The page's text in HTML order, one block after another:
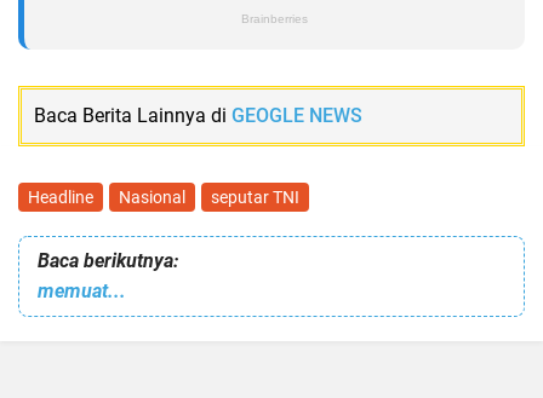
Baca Berita Lainnya di GEOGLE NEWS
Headline Nasional seputar TNI
Baca berikutnya:
memuat...